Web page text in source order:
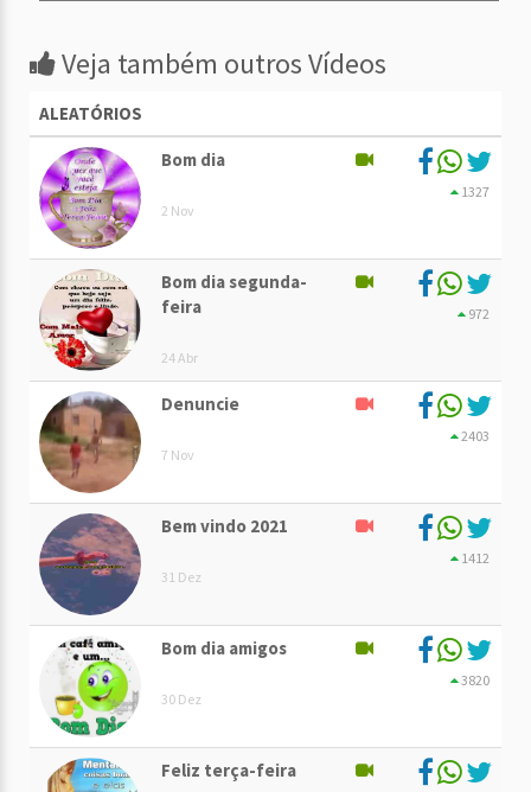
Veja também outros Vídeos
ALEATÓRIOS
Bom dia
2 Nov
1327
Bom dia segunda-
feira
24 Abr
972
Denuncie
7 Nov
2403
Bem vindo 2021
31 Dez
1412
Bom dia amigos
30 Dez
3820
Feliz terça-feira